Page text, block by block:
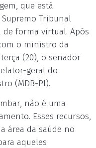
que está
Tribunal
de forma virtual. Após
o ministro da
(20), o senador
geral do
(MDB-PI).
não é uma
Esses recursos,
área da saúde no
aqueles